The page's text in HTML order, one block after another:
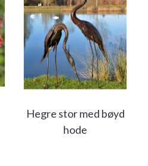
Hegre stor med bøyd
hode